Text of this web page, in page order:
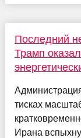
Последний
Трамп
тисках
Ирана